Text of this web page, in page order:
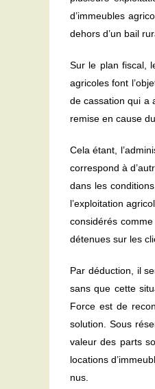
d’immeubles
dehors d’un bail
Sur le plan fiscal,
agricoles font
de cassation qui a
remise en cause
Cela étant,
correspond à
dans les
l’exploitation
considérés
détenues sur les
Par déduction, il
sans que cette
Force est de
solution. Sous
valeur des parts
locations
nus.